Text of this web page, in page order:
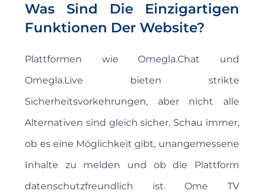
Was Sind Die Einzigartigen
Funktionen Der Website?
Plattformen wie Omegla.Chat und
Omegla.Live bieten strikte
Sicherheitsvorkehrungen, aber nicht alle
Alternativen sind gleich sicher. Schau immer,
ob es eine Möglichkeit gibt, unangemessene
Inhalte zu melden und ob die Plattform
datenschutzfreundlich ist. Ome TV